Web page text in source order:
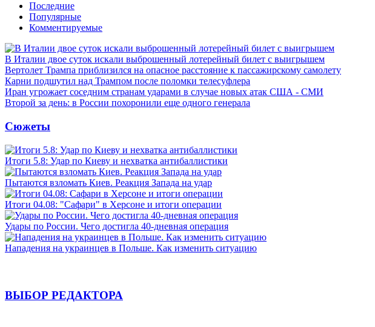
Последние
Популярные
Комментируемые
В Италии двое суток искали выброшенный лотерейный билет с выигрышем
Вертолет Трампа приблизился на опасное расстояние к пассажирскому самолету
Карни подшутил над Трампом после поломки телесуфлера
Иран угрожает соседним странам ударами в случае новых атак США - СМИ
Второй за день: в России похоронили еще одного генерала
Сюжеты
Итоги 5.8: Удар по Киеву и нехватка антибаллистики
Пытаются взломать Киев. Реакция Запада на удар
Итоги 04.08: "Сафари" в Херсоне и итоги операции
Удары по России. Чего достигла 40-дневная операция
Нападения на украинцев в Польше. Как изменить ситуацию
ВЫБОР РЕДАКТОРА